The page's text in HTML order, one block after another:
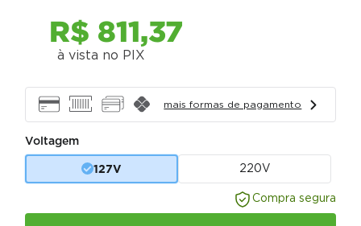
R$ 811,37
à vista no PIX
mais formas de pagamento
Voltagem
127V 220V
Compra segura